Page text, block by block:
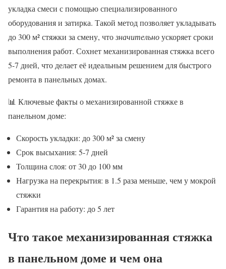
укладка смеси с помощью специализированного
оборудования и затирка. Такой метод позволяет укладывать
до 300 м² стяжки за смену, чтозначительноускоряет сроки
выполнения работ. Сохнет механизированная стяжка всего
5-7 дней, что делает её идеальным решением для быстрого
ремонта в панельных домах.
📊 Ключевые факты о механизированной стяжке в
панельном доме:
Скорость укладки: до 300 м² за смену
Срок высыхания: 5-7 дней
Толщина слоя: от 30 до 100 мм
Нагрузка на перекрытия: в 1.5 раза меньше, чем у мокрой
стяжки
Гарантия на работу: до 5 лет
Что такое механизированная стяжка
в панельном доме и чем она